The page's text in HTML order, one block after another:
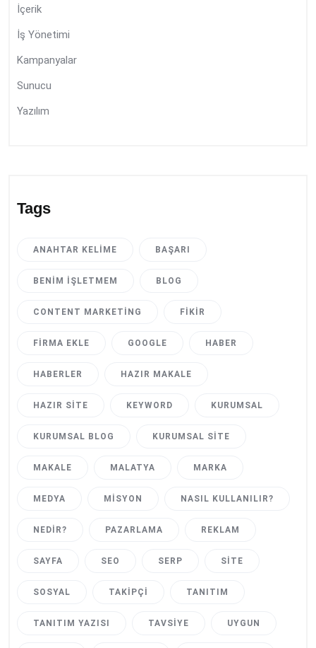
İçerik
İş Yönetimi
Kampanyalar
Sunucu
Yazılım
Tags
ANAHTAR KELIME BAŞARI
BENIM İŞLETMEM BLOG
CONTENT MARKETING FIKIR
FIRMA EKLE GOOGLE HABER
HABERLER HAZIR MAKALE
HAZIR SITE KEYWORD KURUMSAL
KURUMSAL BLOG KURUMSAL SITE
MAKALE MALATYA MARKA
MEDYA MISYON NASIL KULLANILIR?
NEDIR? PAZARLAMA REKLAM
SAYFA SEO SERP SITE
SOSYAL TAKIPÇI TANITIM
TANITIM YAZISI TAVSIYE UYGUN